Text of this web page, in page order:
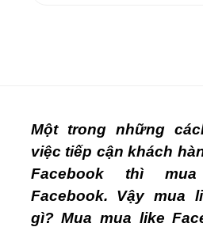
Một trong những
việc tiếp cận khách
Facebook thì
Facebook. Vậy mua
gì? Mua mua like